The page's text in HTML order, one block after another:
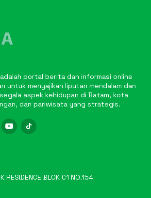
portal berita dan informasi online
untuk menyajikan liputan mendalam dan
aspek kehidupan di Batam, kota
dan pariwisata yang strategis.
RESIDENCE BLOK C1 NO.154